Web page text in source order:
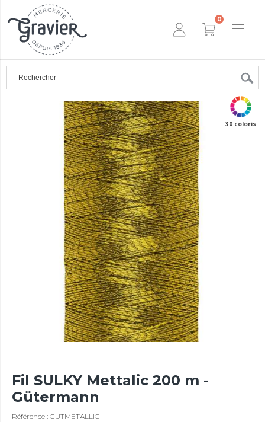
0
30 coloris
Fil SULKY Mettalic 200 m -
Gütermann
Référence : GUTMETALLIC